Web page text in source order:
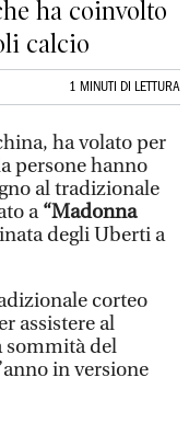
ha coinvolto
calcio
1 MINUTI DI LETTURA
ha volato per
persone hanno
al tradizionale
a“Madonna
degli Uberti a
corteo
assistere al
sommità del
in versione